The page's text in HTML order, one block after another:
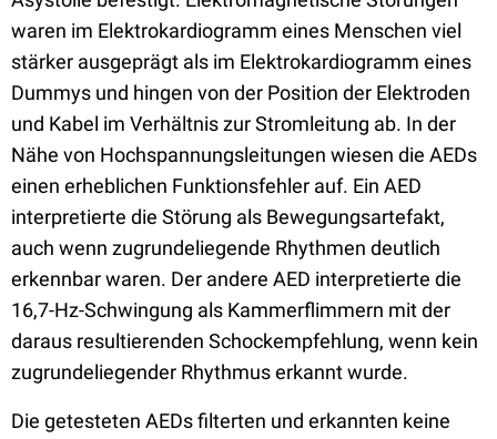
waren im Elektrokardiogramm eines Menschen viel
stärker ausgeprägt als im Elektrokardiogramm eines
Dummys und hingen von der Position der Elektroden
und Kabel im Verhältnis zur Stromleitung ab. In der
Nähe von Hochspannungsleitungen wiesen die AEDs
einen erheblichen Funktionsfehler auf. Ein AED
interpretierte die Störung als Bewegungsartefakt,
auch wenn zugrundeliegende Rhythmen deutlich
erkennbar waren. Der andere AED interpretierte die
16,7-Hz-Schwingung als Kammerflimmern mit der
daraus resultierenden Schockempfehlung, wenn kein
zugrundeliegender Rhythmus erkannt wurde.
Die getesteten AEDs filterten und erkannten keine